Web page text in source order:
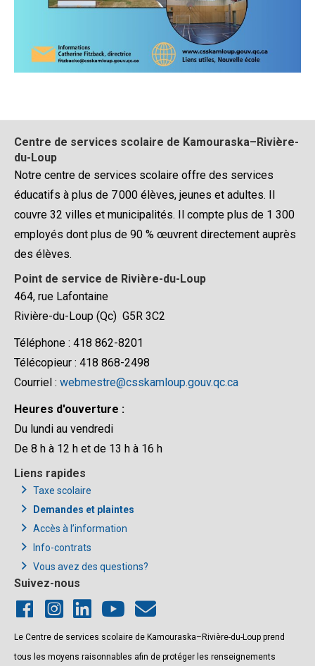
Centre de services scolaire de Kamouraska–Rivière-
du-Loup
Notre centre de services scolaire offre des services
éducatifs à plus de 7 000 élèves, jeunes et adultes. Il
couvre 32 villes et municipalités. Il compte plus de 1 300
employés dont plus de 90 % œuvrent directement auprès
des élèves.
Point de service de Rivière-du-Loup
464, rue Lafontaine
Rivière-du-Loup (Qc) G5R 3C2
Téléphone : 418 862-8201
Télécopieur : 418 868-2498
Courriel : webmestre@csskamloup.gouv.qc.ca
Heures d'ouverture :
Du lundi au vendredi
De 8 h à 12 h et de 13 h à 16 h
Liens rapides
Taxe scolaire
Demandes et plaintes
Accès à l’information
Info-contrats
Vous avez des questions?
Suivez-nous
Le Centre de services scolaire de Kamouraska–Rivière-du-Loup prend
tous les moyens raisonnables afin de protéger les renseignements